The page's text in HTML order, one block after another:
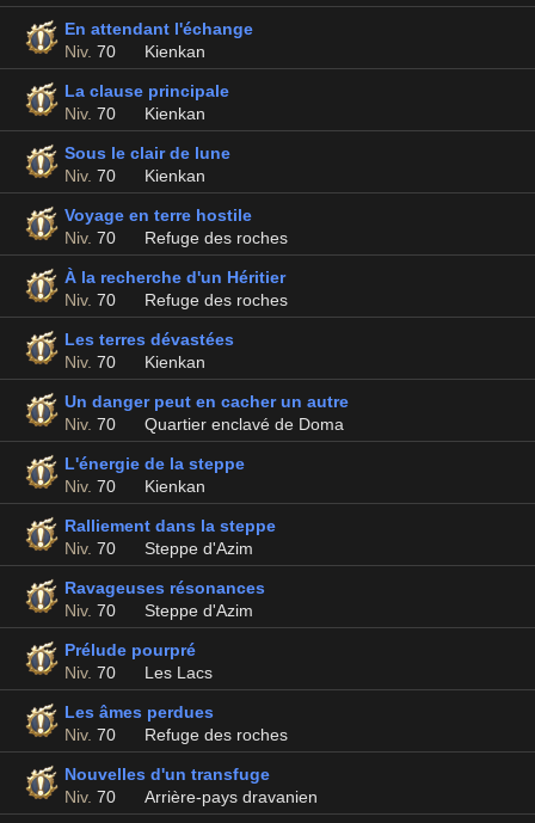
En attendant l'échange
Niv. 70 Kienkan
La clause principale
Niv. 70 Kienkan
Sous le clair de lune
Niv. 70 Kienkan
Voyage en terre hostile
Niv. 70 Refuge des roches
À la recherche d'un Héritier
Niv. 70 Refuge des roches
Les terres dévastées
Niv. 70 Kienkan
Un danger peut en cacher un autre
Niv. 70 Quartier enclavé de Doma
L'énergie de la steppe
Niv. 70 Kienkan
Ralliement dans la steppe
Niv. 70 Steppe d'Azim
Ravageuses résonances
Niv. 70 Steppe d'Azim
Prélude pourpré
Niv. 70 Les Lacs
Les âmes perdues
Niv. 70 Refuge des roches
Nouvelles d'un transfuge
Niv. 70 Arrière-pays dravanien